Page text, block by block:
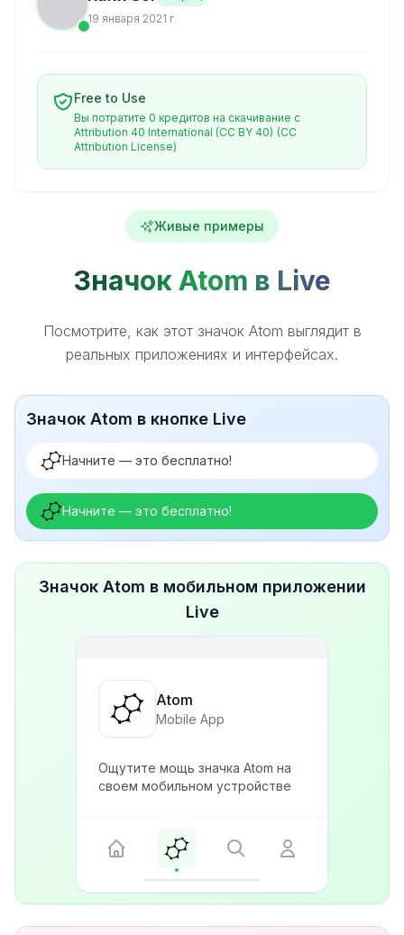
19 января 2021 г.
Free to Use
Вы потратите 0 кредитов на скачивание с
Attribution 40 International (CC BY 40) (CC
Attribution License)
Живые примеры
Значок Atom в Live
Посмотрите, как этот значок Atom выглядит в
реальных приложениях и интерфейсах.
Значок Atom в кнопке Live
Начните — это бесплатно!
Начните — это бесплатно!
Значок Atom в мобильном приложении
Live
Atom
Mobile App
Ощутите мощь значка Atom на
своем мобильном устройстве